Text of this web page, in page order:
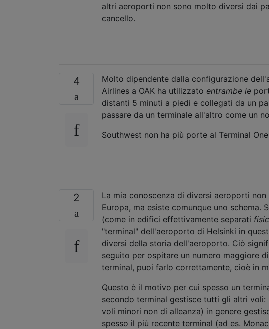
altri aeroporti non sono molto diversi dai
cancello.
4
Molto dipendente dalla configurazione
Airlines a OAK ha utilizzato entrambe le
distanti 5 minuti a piedi e collegati da un
passare da un terminale all'altro come un
Southwest non ha più porte al Terminal
2
La mia conoscenza di diversi aeroporti
Europa, ma esiste comunque uno schema.
(come in edifici effettivamente separati
"terminal" dell'aeroporto di Helsinki in
diversi della storia dell'aeroporto. Ciò
seguito per ospitare un numero maggiore
terminal, puoi farlo correttamente, cioè in
Questo è il motivo per cui spesso un
secondo terminal gestisce tutti gli altri
voli minori non di alleanza) in genere
spesso il più recente terminal (ad es.